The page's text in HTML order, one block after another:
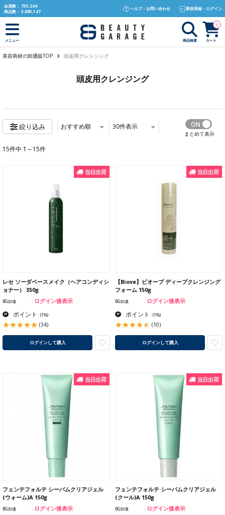
text.skipToContent
text.skipToNavigation
会員数： 755,244
商品数： 3,885,147
ヘルプ・お問い合わせ 新規登録・ログイン
メニュー 商品検索 カート
0
美容商材の卸通販TOP 頭皮用クレンジング
頭皮用クレンジング
絞り込み おすすめ順 30件表示
まとめて表示
15件中 1～15件
レセ ソーダベースメイク（ヘアコンディシ
ョナー） 350g
BG卸価 ログイン後表示
ポイント :(1%)
(34)
ログインして購入
【Biove】ビオーブ ディープクレンジング
フォーム 150g
BG卸価 ログイン後表示
ポイント :(1%)
(10)
ログインして購入
フェンテフォルテ シーバムクリアジェル
(ウォーム)A 150g
BG卸価 ログイン後表示
フェンテフォルテ シーバムクリアジェル
(クール)A 150g
BG卸価 ログイン後表示